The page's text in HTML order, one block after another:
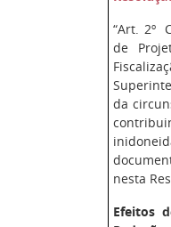
“Art. 2º
de
da
nesta
Efeitos